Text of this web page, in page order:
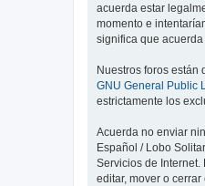
acuerda estar
momento e
significa que
Nuestros foros están
GNU General Public
estrictamente los
Acuerda no enviar
Español / Lobo
Servicios de Internet.
editar, mover o